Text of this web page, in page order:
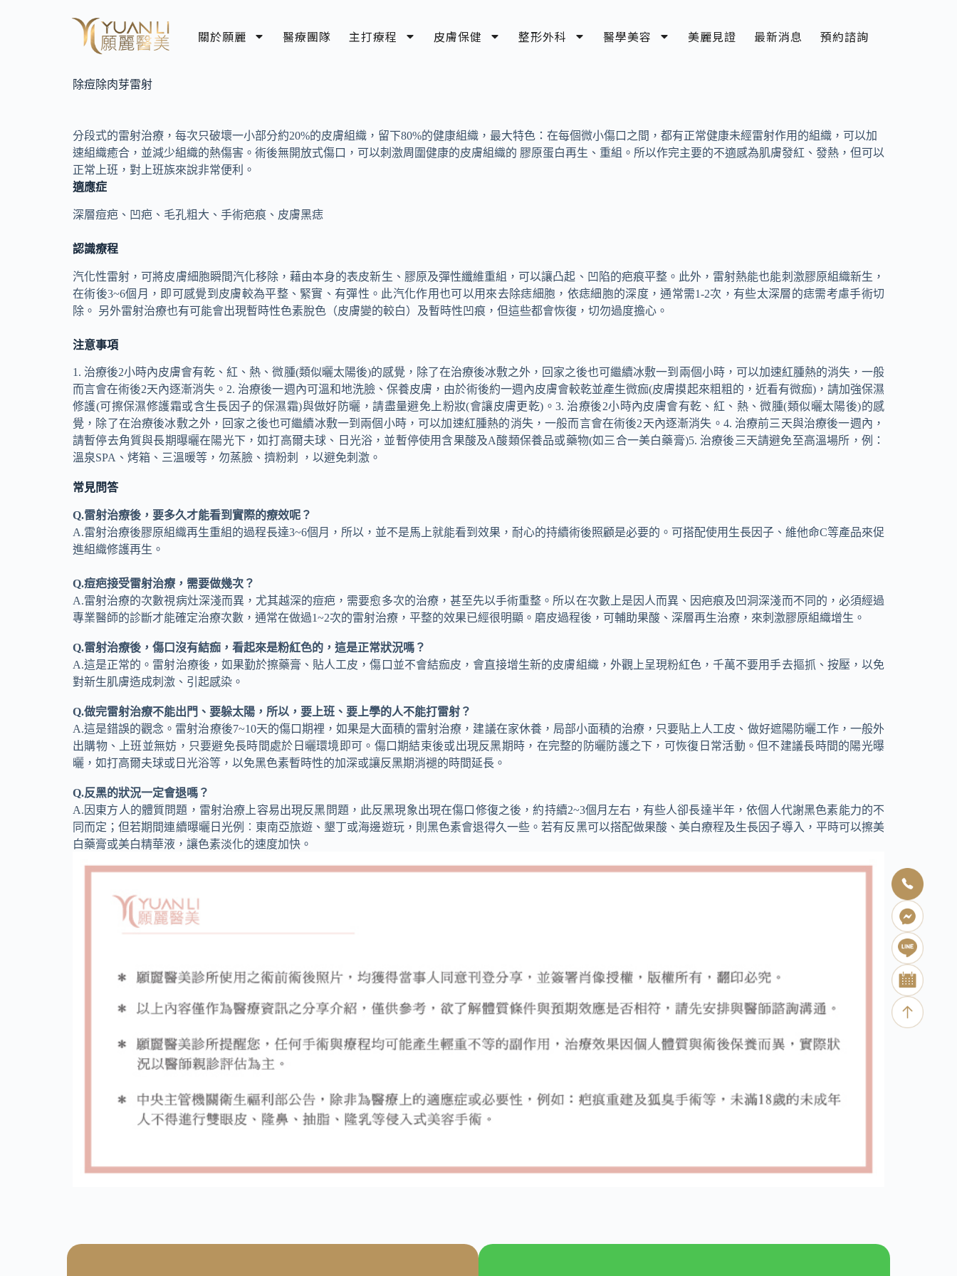
關於願麗 醫療團隊 主打療程 皮膚保健 整形外科 醫學美容 美麗見證 最新消息 預約諮詢
除痘除肉芽雷射
分段式的雷射治療，每次只破壞一小部分約20%的皮膚組織，留下80%的健康組織，最大特色：在每個微小傷口之間，都有正常健康未經雷射作用的組織，可以加
速組織癒合，並減少組織的熱傷害。術後無開放式傷口，可以刺激周圍健康的皮膚組織的 膠原蛋白再生、重組。所以作完主要的不適感為肌膚發紅、發熱，但可以
正常上班，對上班族來說非常便利。
適應症
深層痘疤、凹疤、毛孔粗大、手術疤痕、皮膚黑痣
認識療程
汽化性雷射，可將皮膚細胞瞬間汽化移除，藉由本身的表皮新生、膠原及彈性纖維重組，可以讓凸起、凹陷的疤痕平整。此外，雷射熱能也能刺激膠原組織新生，
在術後3~6個月，即可感覺到皮膚較為平整、緊實、有彈性。此汽化作用也可以用來去除痣細胞，依痣細胞的深度，通常需1-2次，有些太深層的痣需考慮手術切
除。 另外雷射治療也有可能會出現暫時性色素脫色（皮膚變的較白）及暫時性凹痕，但這些都會恢復，切勿過度擔心。
注意事項
1. 治療後2小時內皮膚會有乾、紅、熱、微腫(類似曬太陽後)的感覺，除了在治療後冰敷之外，回家之後也可繼續冰敷一到兩個小時，可以加速紅腫熱的消失，一般
而言會在術後2天內逐漸消失。2. 治療後一週內可溫和地洗臉、保養皮膚，由於術後約一週內皮膚會較乾並產生微痂(皮膚摸起來粗粗的，近看有微痂)，請加強保濕
修護(可擦保濕修護霜或含生長因子的保濕霜)與做好防曬，請盡量避免上粉妝(會讓皮膚更乾)。3. 治療後2小時內皮膚會有乾、紅、熱、微腫(類似曬太陽後)的感
覺，除了在治療後冰敷之外，回家之後也可繼續冰敷一到兩個小時，可以加速紅腫熱的消失，一般而言會在術後2天內逐漸消失。4. 治療前三天與治療後一週內，
請暫停去角質與長期曝曬在陽光下，如打高爾夫球、日光浴，並暫停使用含果酸及A酸類保養品或藥物(如三合一美白藥膏)5. 治療後三天請避免至高溫場所，例：
溫泉SPA、烤箱、三溫暖等，勿蒸臉、擠粉刺 ，以避免刺激。
常見問答
Q.雷射治療後，要多久才能看到實際的療效呢？
A.雷射治療後膠原組織再生重組的過程長達3~6個月，所以，並不是馬上就能看到效果，耐心的持續術後照顧是必要的。可搭配使用生長因子、維他命C等產品來促
進組織修護再生。
Q.痘疤接受雷射治療，需要做幾次？
A.雷射治療的次數視病灶深淺而異，尤其越深的痘疤，需要愈多次的治療，甚至先以手術重整。所以在次數上是因人而異、因疤痕及凹洞深淺而不同的，必須經過
專業醫師的診斷才能確定治療次數，通常在做過1~2次的雷射治療，平整的效果已經很明顯。磨皮過程後，可輔助果酸、深層再生治療，來刺激膠原組織增生。
Q.雷射治療後，傷口沒有結痂，看起來是粉紅色的，這是正常狀況嗎？
A.這是正常的。雷射治療後，如果勤於擦藥膏、貼人工皮，傷口並不會結痂皮，會直接增生新的皮膚組織，外觀上呈現粉紅色，千萬不要用手去摳抓、按壓，以免
對新生肌膚造成刺激、引起感染。
Q.做完雷射治療不能出門、要躲太陽，所以，要上班、要上學的人不能打雷射？
A.這是錯誤的觀念。雷射治療後7~10天的傷口期裡，如果是大面積的雷射治療，建議在家休養，局部小面積的治療，只要貼上人工皮、做好遮陽防曬工作，一般外
出購物、上班並無妨，只要避免長時間處於日曬環境即可。傷口期結束後或出現反黑期時，在完整的防曬防護之下，可恢復日常活動。但不建議長時間的陽光曝
曬，如打高爾夫球或日光浴等，以免黑色素暫時性的加深或讓反黑期消褪的時間延長。
Q.反黑的狀況一定會退嗎？
A.因東方人的體質問題，雷射治療上容易出現反黑問題，此反黑現象出現在傷口修復之後，約持續2~3個月左右，有些人卻長達半年，依個人代謝黑色素能力的不
同而定；但若期間連續曝曬日光例︰東南亞旅遊、墾丁或海邊遊玩，則黑色素會退得久一些。若有反黑可以搭配做果酸、美白療程及生長因子導入，平時可以擦美
白藥膏或美白精華液，讓色素淡化的速度加快。